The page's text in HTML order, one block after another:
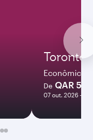
Toronto
Econômica
De QAR
07 out. 2026 - 12